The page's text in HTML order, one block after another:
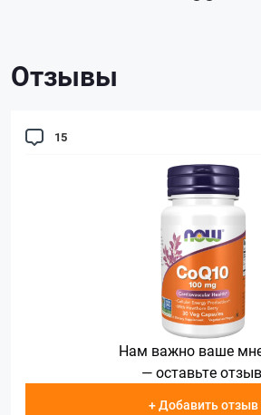
Отзывы
15
Нам важно ваше
— оставьте
+ Добавить отзыв